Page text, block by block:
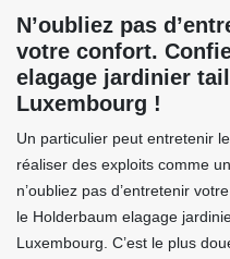
N’oubliez pas
votre confort.
elagage jardinier
Luxembourg !
Un particulier peut entretenir
réaliser des exploits comme
n’oubliez pas d’entretenir
le Holderbaum elagage
Luxembourg. C’est le plus